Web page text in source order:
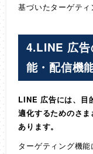
基づいたターゲティ
4.LINE 広告
能・配信機
LINE 広告には、目
適化するためのさ
あります。
ターゲティング機能